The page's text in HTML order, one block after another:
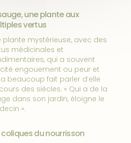
une plante aux
vertus
plante mystérieuse, avec des
médicinales et
qui a souvent
engouement ou peur et
beaucoup fait parler d’elle
des siècles. « Qui a de la
dans son jardin, éloigne le
».
coliques du nourrisson